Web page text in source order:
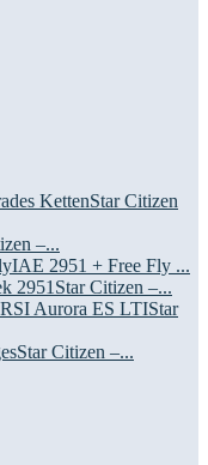
Star Citizen
–...
IAE 2951 + Free Fly ...
Star Citizen –...
Star
Star Citizen –...